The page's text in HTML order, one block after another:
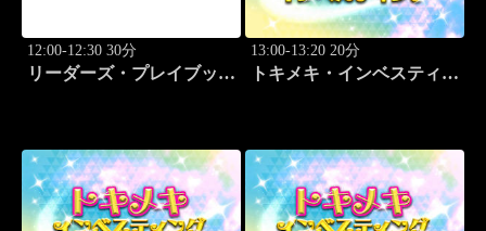
12:00-12:30 30分
リーダーズ・プレイブック
13:00-13:20 20分
トキメキ・インベスティン